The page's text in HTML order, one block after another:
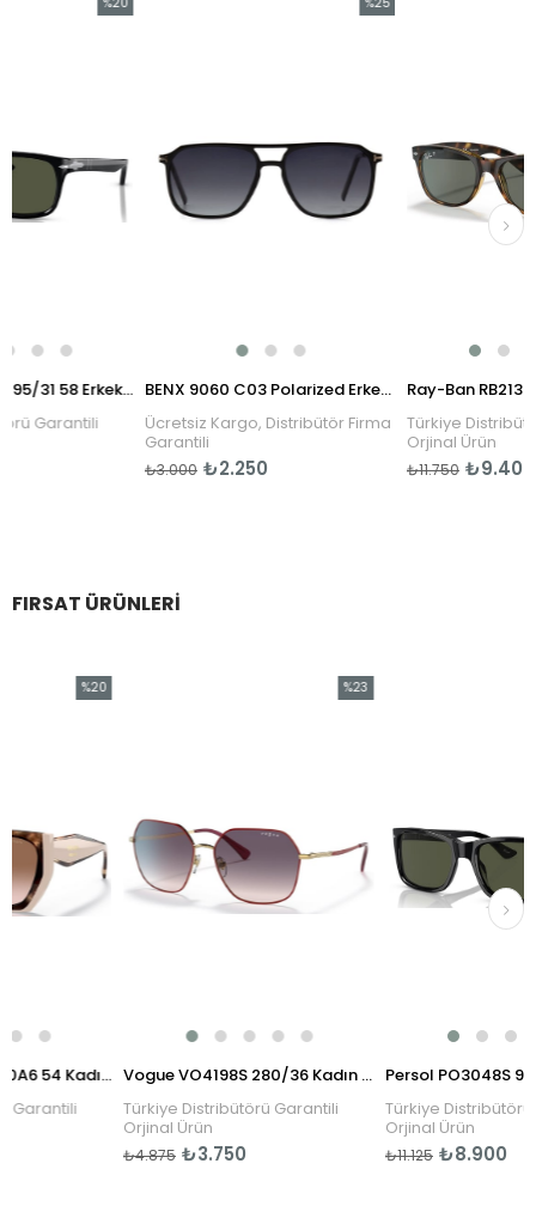
Persol PO3048S 95/31 58 Erkek Güneş Gözlüğü
BENX 9060 C03 Polarized Erkek Güneş Gözlüğü
Ücretsiz Kargo, Distribütör Firma
Garantili
₺2.250
₺3.000
Türkiye Distribütörü
Orjinal Ürün
₺9.400
₺11.750
FIRSAT ÜRÜNLERI
Prada PR 15WS 01R0A6 54 Kadın Güneş Gözlüğü
Vogue VO4198S 280/36 Kadın Güneş Gözlüğü
Türkiye Distribütörü Garantili
Orjinal Ürün
₺3.750
₺4.875
Türkiye Distribütörü
Orjinal Ürün
₺8.900
₺11.125